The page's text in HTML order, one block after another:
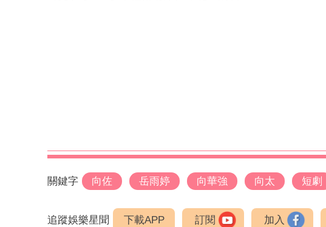
關鍵字 向佐 岳雨婷 向華強 向太 短劇
追蹤娛樂星聞 下載APP 訂閱 加入